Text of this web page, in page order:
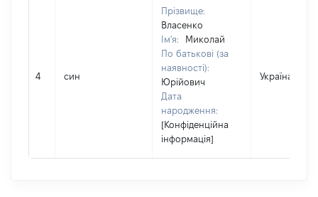
4 син
Прізвище:
Власенко
Ім'я:
Миколай
По батькові (за
наявності):
Юрійович
Дата
народження:
[Конфіденційна
інформація]
Україна